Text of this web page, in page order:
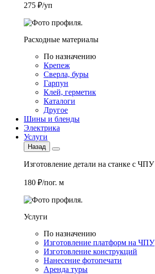
275 ₽/уп
Расходные материалы
По назначению
Крепеж
Сверла, буры
Гарпун
Клей, герметик
Каталоги
Другое
Шины и бленды
Электрика
Услуги
Назад
Изготовление детали на станке с ЧПУ
180 ₽/пог. м
Услуги
По назначению
Изготовление платформ на ЧПУ
Изготовление конструкций
Нанесение фотопечати
Аренда туры